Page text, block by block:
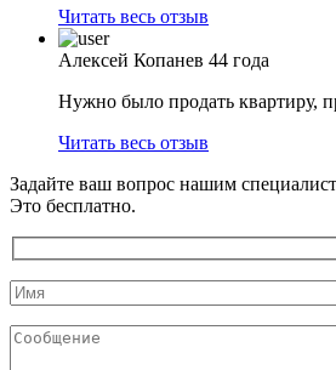
Читать весь отзыв
Алексей Копанев 44 года
Нужно было продать квартиру,
Читать весь отзыв
Задайте ваш вопрос нашим
Это бесплатно.